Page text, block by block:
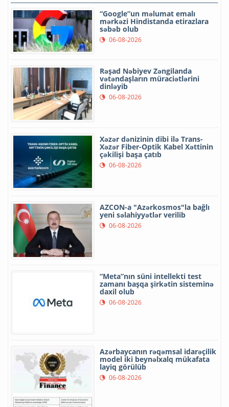
“Google”un məlumat emalı
mərkəzi Hindistanda etirazlara
səbəb olub
06-08-2026
Rəşad Nəbiyev Zəngilanda
vətəndaşların müraciətlərini
dinləyib
06-08-2026
Xəzər dənizinin dibi ilə Trans-
Xəzər Fiber-Optik Kabel Xəttinin
çəkilişi başa çatıb
06-08-2026
AZCON-a "Azərkosmos"la bağlı
yeni səlahiyyətlər verilib
06-08-2026
“Meta”nın süni intellekti test
zamanı başqa şirkətin sisteminə
daxil olub
06-08-2026
Azərbaycanın rəqəmsal idarəçilik
model iki beynəlxalq mükafata
layiq görülüb
06-08-2026